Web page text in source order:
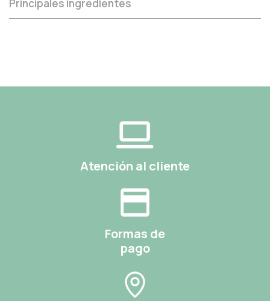
Principales ingredientes
Atención al cliente
Formas de
pago